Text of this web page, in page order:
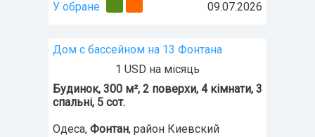
У обране 09.07.2026
Дом с бассейном на 13 Фонтана
1 USD на місяць
Будинок, 300 м², 2 поверхи, 4 кімнати, 3
спальні, 5 сот.
Одеса, Фонтан, район Киевский